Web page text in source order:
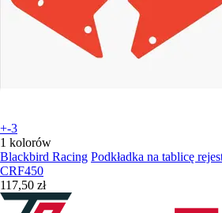
+-3
1 kolorów
Blackbird Racing Podkładka na tablicę
CRF450
117,50 zł